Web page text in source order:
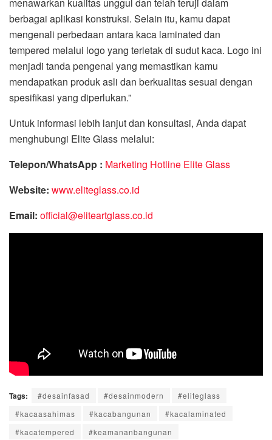
berbagai aplikasi konstruksi. Selain itu, kamu dapat
mengenali perbedaan antara kaca laminated dan
tempered melalui logo yang terletak di sudut kaca. Logo ini
menjadi tanda pengenal yang memastikan kamu
mendapatkan produk asli dan berkualitas sesuai dengan
spesifikasi yang diperlukan.”
Untuk informasi lebih lanjut dan konsultasi, Anda dapat
menghubungi Elite Glass melalui:
Telepon/WhatsApp : Marketing Hotline Elite Glass
Website: www.eliteglass.co.id
Email: official@eliteartglass.co.id
Tags: #desainfasad #desainmodern
#eliteglass
#kacaasahimas
#kacabangunan
#kacalaminated
#kacatempered
#keamananbangunan